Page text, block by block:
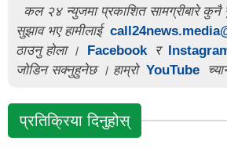
कल २४ न्युजमा प्रकाशित सामग्रीबारे कुनै
सुझाव भए हामीलाई
ठाउनु होला ।
Facebook र
जोडिन सक्नुहुनेछ । हाम्रो YouTube
प्रतिक्रिया दिनुहोस्